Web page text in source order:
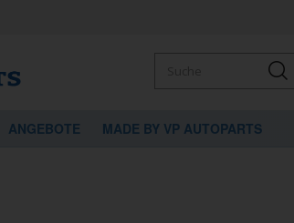
ANGEBOTE MADE BY VP AUTOPARTS